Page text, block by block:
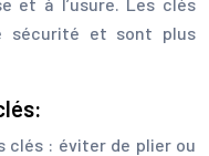
sécurité et sont plus
clés : éviter de plier ou